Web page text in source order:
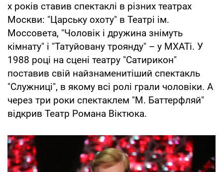
х років ставив спектаклі в різних театрах
Москви: "Царську охоту" в Театрі ім.
Моссовета, "Чоловік і дружина знімуть
кімнату" і "Татуйовану троянду" – у МХАТі. У
1988 році на сцені театру "Сатирикон"
поставив свій найзнаменитіший спектакль
"Служниці", в якому всі ролі грали чоловіки. А
через три роки спектаклем "М. Баттерфляй"
відкрив Театр Романа Віктюка.